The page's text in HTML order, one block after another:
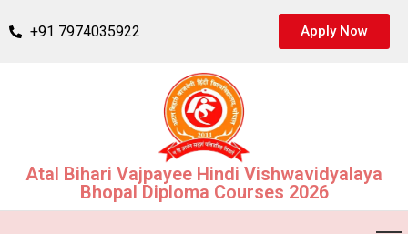
+91 7974035922 Apply Now
Atal Bihari Vajpayee Hindi Vishwavidyalaya
Bhopal Diploma Courses 2026